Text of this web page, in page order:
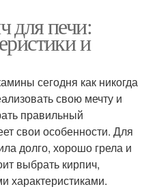
для печи:
и
сегодня как никогда
свою мечту и
правильный
свои особенности. Для
долго, хорошо грела и
выбрать кирпич,
характеристиками.